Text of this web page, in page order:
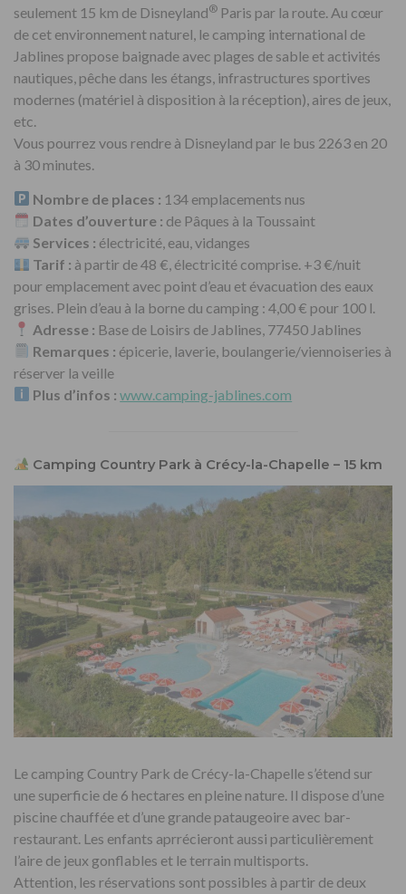
seulement 15 km de Disneyland® Paris par la route. Au cœur
de cet environnement naturel, le camping international de
Jablines propose baignade avec plages de sable et activités
nautiques, pêche dans les étangs, infrastructures sportives
modernes (matériel à disposition à la réception), aires de jeux,
etc.
Vous pourrez vous rendre à Disneyland par le bus 2263 en 20
à 30 minutes.
Nombre de places : 134 emplacements nus
Dates d’ouverture : de Pâques à la Toussaint
Services : électricité, eau, vidanges
Tarif : à partir de 48 €, électricité comprise. +3 €/nuit
pour emplacement avec point d’eau et évacuation des eaux
grises. Plein d’eau à la borne du camping : 4,00 € pour 100 l.
Adresse : Base de Loisirs de Jablines, 77450 Jablines
Remarques : épicerie, laverie, boulangerie/viennoiseries à
réserver la veille
Plus d’infos : www.camping-jablines.com
Camping Country Park à Crécy-la-Chapelle – 15 km
Le camping Country Park de Crécy-la-Chapelle s’étend sur
une superficie de 6 hectares en pleine nature. Il dispose d’une
piscine chauffée et d’une grande pataugeoire avec bar-
restaurant. Les enfants aprrécieront aussi particulièrement
l’aire de jeux gonflables et le terrain multisports.
Attention, les réservations sont possibles à partir de deux